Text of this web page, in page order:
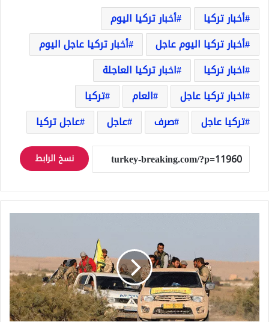
أخبار تركيا
أخبار تركيا اليوم
أخبار تركيا اليوم عاجل
أخبار تركيا عاجل اليوم
اخبار تركيا
اخبار تركيا العاجلة
اخبار تركيا عاجل
العام
تركيا
تركيا عاجل
صرف عاجل عاجل تركيا
نسخ الرابط
كردي
من
منبج
إلى